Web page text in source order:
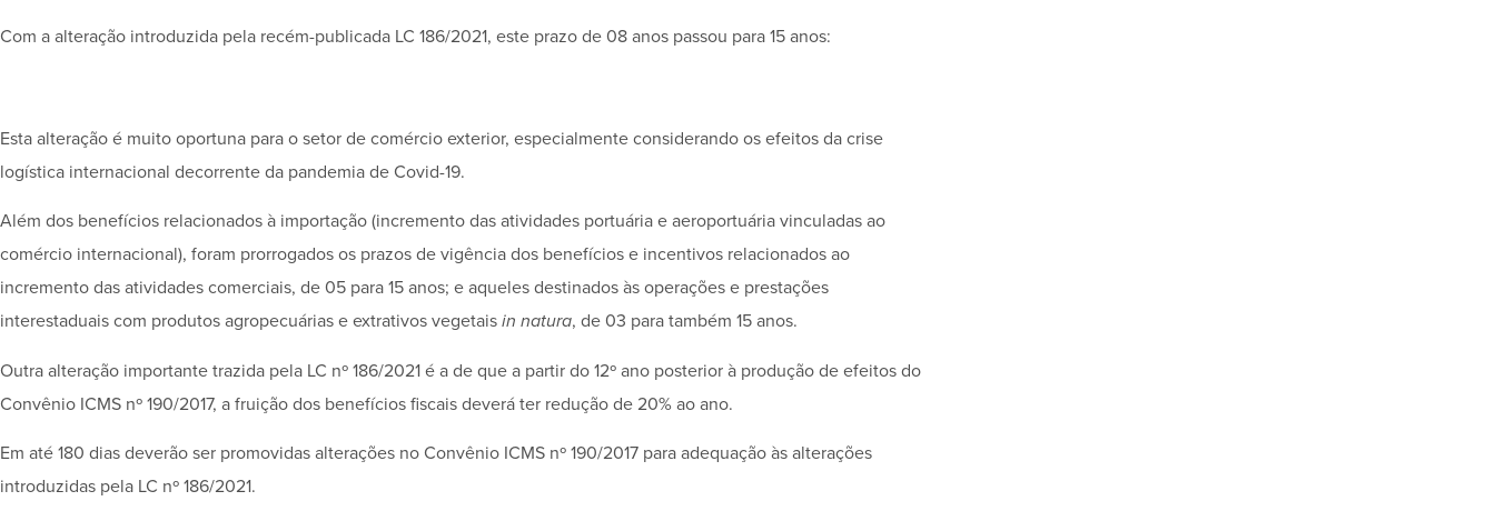
Com a alteração introduzida pela recém-publicada LC 186/2021, este prazo de 08 anos passou para 15 anos:
Esta alteração é muito oportuna para o setor de comércio exterior, especialmente considerando os efeitos da crise
logística internacional decorrente da pandemia de Covid-19.
Além dos benefícios relacionados à importação (incremento das atividades portuária e aeroportuária vinculadas ao
comércio internacional), foram prorrogados os prazos de vigência dos benefícios e incentivos relacionados ao
incremento das atividades comerciais, de 05 para 15 anos; e aqueles destinados às operações e prestações
interestaduais com produtos agropecuárias e extrativos vegetais in natura, de 03 para também 15 anos.
Outra alteração importante trazida pela LC nº 186/2021 é a de que a partir do 12º ano posterior à produção de efeitos do
Convênio ICMS nº 190/2017, a fruição dos benefícios fiscais deverá ter redução de 20% ao ano.
Em até 180 dias deverão ser promovidas alterações no Convênio ICMS nº 190/2017 para adequação às alterações
introduzidas pela LC nº 186/2021.